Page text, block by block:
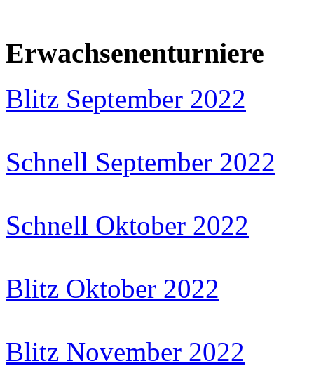
Erwachsenenturniere
Blitz September 2022
Schnell September 2022
Schnell Oktober 2022
Blitz Oktober 2022
Blitz November 2022